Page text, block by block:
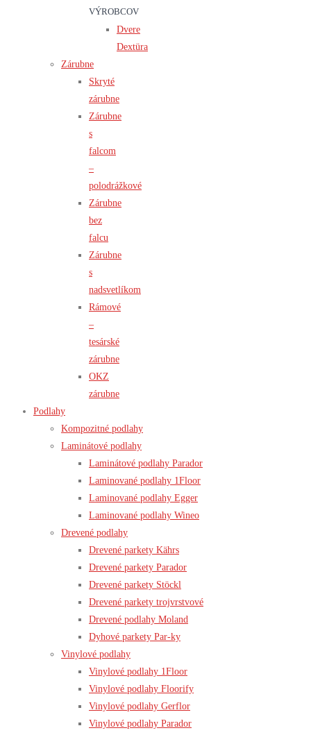
VÝROBCOV
Dvere
Dextüra
Zárubne
Skryté
zárubne
Zárubne
s
falcom
–
polodrážkové
Zárubne
bez
falcu
Zárubne
s
nadsvetlíkom
Rámové
–
tesárské
zárubne
OKZ
zárubne
Podlahy
Kompozitné podlahy
Laminátové podlahy
Laminátové podlahy Parador
Laminované podlahy 1Floor
Laminované podlahy Egger
Laminované podlahy Wineo
Drevené podlahy
Drevené parkety Kährs
Drevené parkety Parador
Drevené parkety Stöckl
Drevené parkety trojvrstvové
Drevené podlahy Moland
Dyhové parkety Par-ky
Vinylové podlahy
Vinylové podlahy 1Floor
Vinylové podlahy Floorify
Vinylové podlahy Gerflor
Vinylové podlahy Parador